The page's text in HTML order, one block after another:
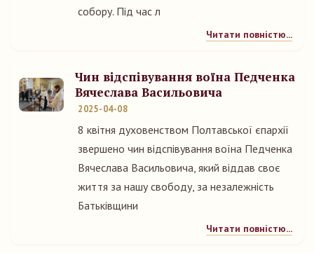
собору. Під час л
Читати повністю...
Чин відспівування воїна Педченка
Вячеслава Васильовича
2025-04-08
8 квітня духовенством Полтавської єпархії
звершено чин відспівування воїна Педченка
Вячеслава Васильовича, який віддав своє
життя за нашу свободу, за незалежність
Батьківщини
Читати повністю...